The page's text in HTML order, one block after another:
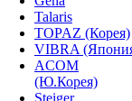
Talaris
TOPAZ (Корея)
VIBRA
ACOM
(Ю.Корея)
Steiger